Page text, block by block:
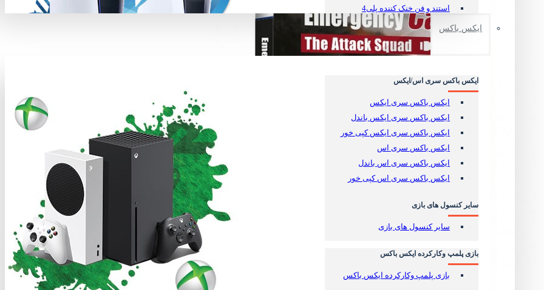
استند و فن خنک کننده پلی4
کنسول و لوازم جانبی کارکرده
کنسول و لوازم جانبی کارکرده
دیسک بازی پلی استیشن
بازی پلمپ PS VR2
بازی پلمپ پلی استیشن 5
بازی کارکرده پلی استیشن 5
بازی پلمپ پلی استیشن 4
بازی کارکرده پلی استیشن 4
استیل بوک - SteelBook
لوازم جانبی پلی استیشن 5
لوازم جانبی پلی 5 (تمام محصول ها)
انواع کنترلر و دسته Dualsense
هارد SSD پلی استیشن 5
ایکس باکس
ایکس باکس سری اس/ایکس
ایکس باکس سری ایکس
ایکس باکس سری ایکس باندل
ایکس باکس سری ایکس کپی خور
ایکس باکس سری اس
ایکس باکس سری اس باندل
ایکس باکس سری اس کپی خور
سایر کنسول های بازی
سایر کنسول های بازی
بازی پلمپ وکارکرده ایکس باکس
بازی پلمپ وکارکرده ایکس باکس